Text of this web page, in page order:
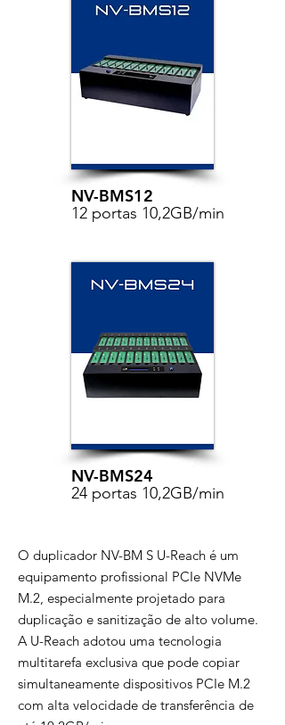
NV-BMS12
12 portas 10,2GB/min
NV-BMS24
24 portas 10,2GB/min
O duplicador NV-BM S U-Reach é um
equipamento profissional PCIe NVMe
M.2, especialmente projetado para
duplicação e sanitização de alto volume.
A U-Reach adotou uma tecnologia
multitarefa exclusiva que pode copiar
simultaneamente dispositivos PCIe M.2
com alta velocidade de transferência de